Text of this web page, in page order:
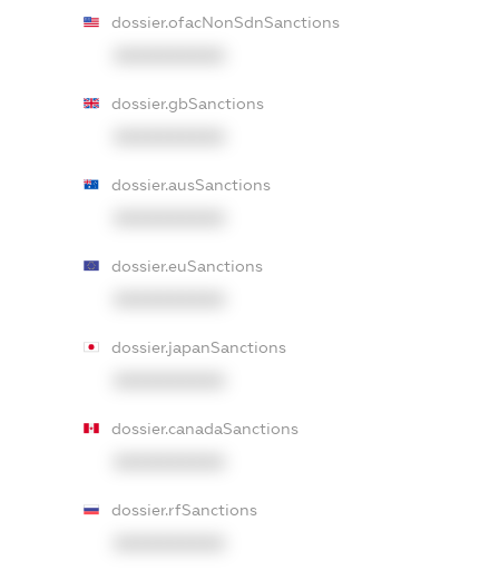
dossier.ofacNonSdnSanctions
dossier.gbSanctions
dossier.ausSanctions
dossier.euSanctions
dossier.japanSanctions
dossier.canadaSanctions
dossier.rfSanctions